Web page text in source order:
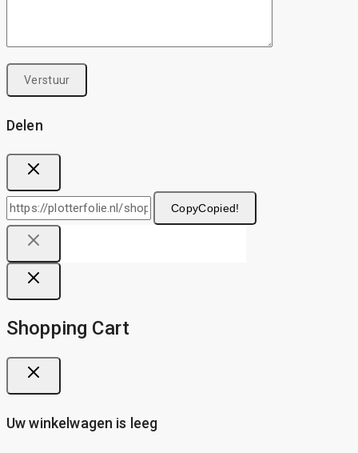
Delen
CopyCopied!
Shopping Cart
Uw winkelwagen is leeg